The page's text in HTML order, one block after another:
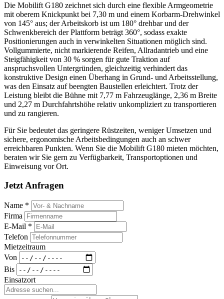
Die Mobilift G180 zeichnet sich durch eine flexible Armgeometrie
mit oberem Knickpunkt bei 7,30 m und einem Korbarm-Drehwinkel
von 145° aus; der Arbeitskorb ist um 180° drehbar und der
Schwenkbereich der Plattform beträgt 360°, sodass exakte
Positionierungen auch in verwinkelten Situationen möglich sind.
Vollgummierte, nicht markierende Reifen, Allradantrieb und eine
Steigfähigkeit von 30 % sorgen für gute Traktion auf
anspruchsvollen Untergründen, gleichzeitig verhindert das
konstruktive Design einen Überhang in Grund- und Arbeitsstellung,
was den Einsatz auf beengten Baustellen erleichtert. Trotz der
Leistung bleibt die Bühne mit 7,77 m Fahrzeuglänge, 2,36 m Breite
und 2,27 m Durchfahrtshöhe relativ unkompliziert zu transportieren
und zu rangieren.
Für Sie bedeutet das geringere Rüstzeiten, weniger Umsetzen und
sichere, ergonomische Arbeitsbedingungen auch an schwer
erreichbaren Punkten. Wenn Sie die Mobilift G180 mieten möchten,
beraten wir Sie gern zu Verfügbarkeit, Transportoptionen und
Einweisung vor Ort.
Jetzt Anfragen
Name *
Firma
E-Mail *
Telefon
Mietzeitraum
Von
Bis
Einsatzort